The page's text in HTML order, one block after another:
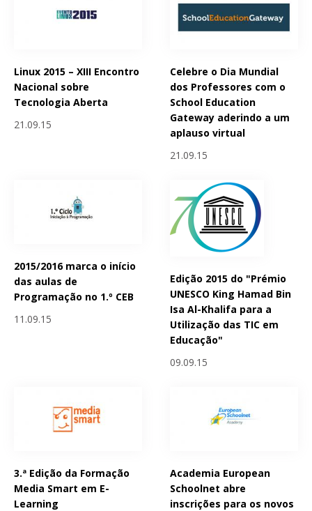
Linux 2015 – XIII Encontro
Nacional sobre
Tecnologia Aberta
21.09.15
Celebre o Dia Mundial
dos Professores com o
School Education
Gateway aderindo a um
aplauso virtual
21.09.15
2015/2016 marca o início
das aulas de
Programação no 1.º CEB
11.09.15
Edição 2015 do "Prémio
UNESCO King Hamad Bin
Isa Al-Khalifa para a
Utilização das TIC em
Educação"
09.09.15
3.ª Edição da Formação
Media Smart em E-
Learning
Academia European
Schoolnet abre
inscrições para os novos